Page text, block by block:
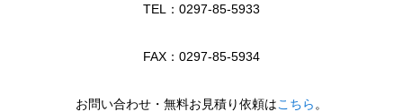
TEL：0297-85-5933
FAX：0297-85-5934
お問い合わせ・無料お見積り依頼はこちら 。